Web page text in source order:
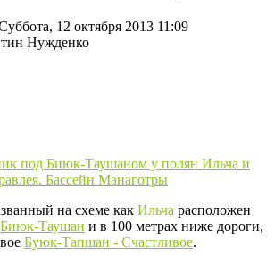
12 октября 2013 11:09
Нужденко
на схеме как Ильча расположен
Биюк-Таушан и в 100 метрах ниже дороги,
Буюк-Тапшан - Счастливое.